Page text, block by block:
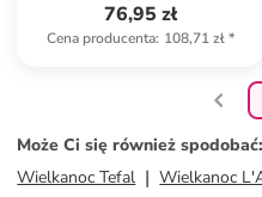
76,95 zł
Cena producenta: 108,71 zł*
Może Ci się również spodobać:
Wielkanoc Tefal
Wielkanoc